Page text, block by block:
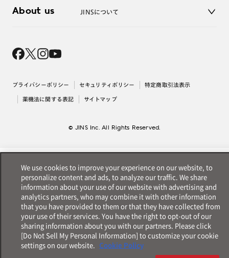
レンズ交換
About us JINSについて
採用情報
出店について
プライバシーポリシー セキュリティポリシー 特定商取引法表示
薬機法に関する表記 サイトマップ
© JINS Inc. All Rights Reserved.
We use cookies to improve your experience on our website, to
personalize content and ads, to analyze our traffic. We share
information about your use of our website with advertising and
analytics partners, who may combine it with other information
that you have provided to them or that they have collected from
your use of their services. You have the right to opt-out of our
sharing information about you with our partners. Please click
[Do Not Sell My Personal Information] to customize your cookie
settings on our website. Cookie Policy